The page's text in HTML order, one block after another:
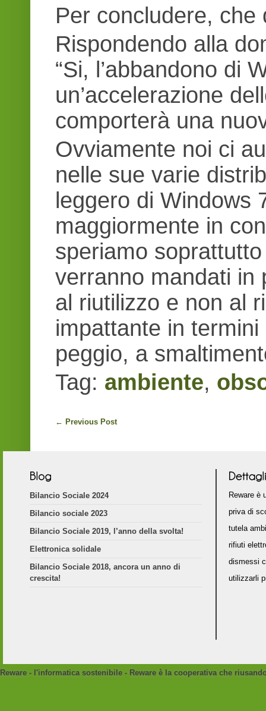
Per concludere, che
Rispondendo alla
“Si, l’abbandono di
un’accelerazione
comporterà una
Ovviamente noi ci
nelle sue varie
leggero di Windows
maggiormente in
speriamo
verranno mandati in
al riutilizzo e non al
impattante in
peggio, a
Tag: ambiente,
← Previous Post
Bilancio Sociale 2024
Bilancio sociale 2023
Bilancio Sociale 2019, l’anno della svolta!
Elettronica solidale
Bilancio Sociale 2018, ancora un anno di
crescita!
Reware è
priva di
tutela
rifiuti
dismessi
utilizzarli
Reware - l'informatica sostenibile - Reware è la cooperativa che